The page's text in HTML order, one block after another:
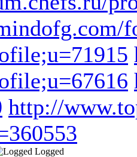
http://
Logged